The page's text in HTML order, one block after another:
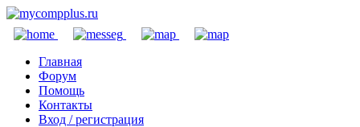
Главная
Форум
Помощь
Контакты
Вход / регистрация